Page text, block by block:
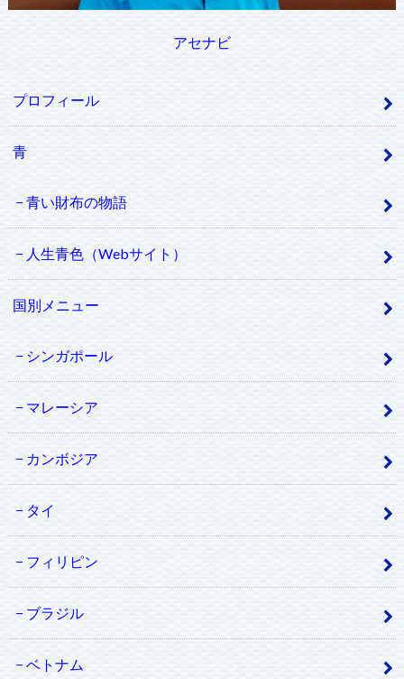
アセナビ
プロフィール
青
青い財布の物語
人生青色（Webサイト）
国別メニュー
シンガポール
マレーシア
カンボジア
タイ
フィリピン
ブラジル
ベトナム